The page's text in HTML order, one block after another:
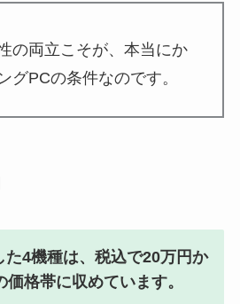
の両立こそが、本当にか
グPCの条件なのです。
た4機種は、税込で20万円か
価格帯に収めています。